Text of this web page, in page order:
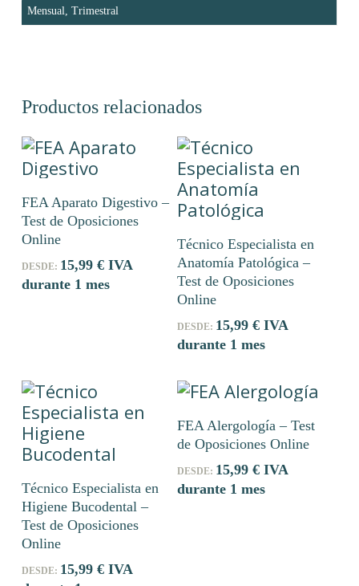
Mensual, Trimestral
Productos relacionados
Seleccionar Opciones
producto
tiene
múltiples
variantes.
Las
elegir
en
la
página
de
producto
FEA Aparato Digestivo –
Test de Oposiciones
Online
DESDE: 15,99 € IVA
durante 1 mes
Seleccionar Opciones
producto
tiene
múltiples
Las
opciones
se
pueden
elegir
en
página
de
Técnico Especialista en
Anatomía Patológica –
Test de Oposiciones
Online
DESDE: 15,99€ IVA
durante 1 mes
Seleccionar Opciones
producto
tiene
múltiples
Las
Técnico Especialista en
Higiene Bucodental –
Test de Oposiciones
Online
DESDE: 15,99 € IVA
Seleccionar Opciones
producto
tiene
múltiples
variantes.
FEA Alergología – Test
de Oposiciones Online
DESDE: 15,99€ IVA
durante 1 mes